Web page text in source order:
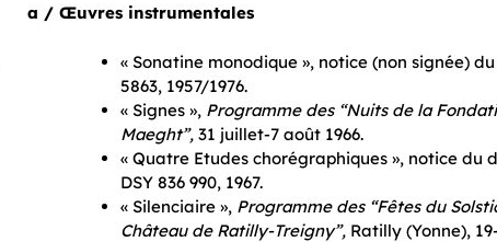
a / Œuvres instrumentales
« Sonatine monodique », notice (non signée)
5863, 1957/1976.
« Signes », Programme des “Nuits de la
Maeght”, 31 juillet-7 août 1966.
« Quatre Etudes chorégraphiques », notice du
DSY 836 990, 1967.
« Silenciaire », Programme des “Fêtes du
Château de Ratilly-Treigny”, Ratilly (Yonne),